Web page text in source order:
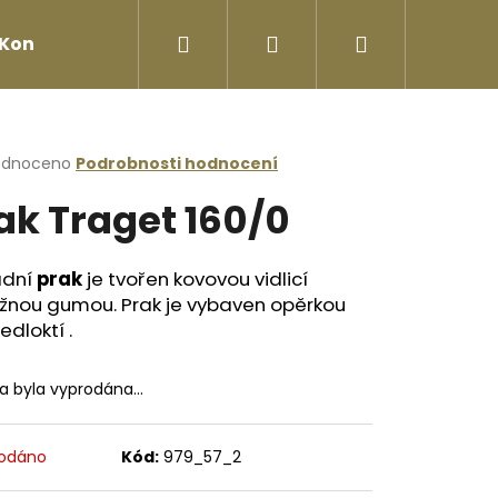
Kontakty Přihlášení
Podrobnosti hodnocení
Traget 160/0
prak je tvořen kovovou vidlicí
gumou. Prak je vybaven opěrkou
.
byla vyprodána…
Kód: 979_57_2